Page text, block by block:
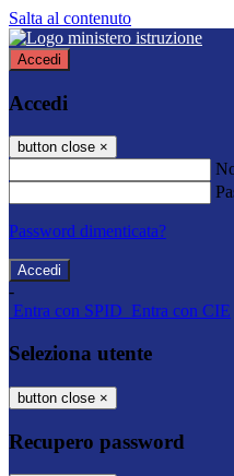
Salta al contenuto
Accedi
Accedi
button close ×
Password dimenticata?
-
Entra con SPID Entra con CIE
Seleziona utente
button close ×
Recupero password